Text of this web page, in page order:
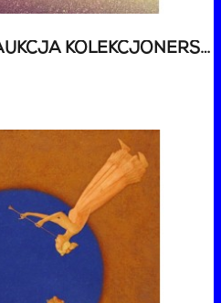
66 AUKCJA SZTUKI - AUKCJA KOLEKCJONERSKA